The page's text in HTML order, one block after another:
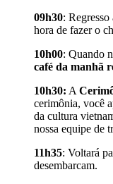
09h30:
hora de fazer o
10h00: Quando
café da manhã
10h30: A
cerimônia, você
da cultura
nossa equipe de
11h35: Voltará
desembarcam.